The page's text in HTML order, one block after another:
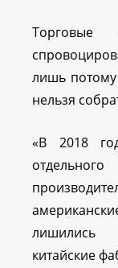
лишь потому
нельзя
«В 2018
отдельного
лишились
китайские